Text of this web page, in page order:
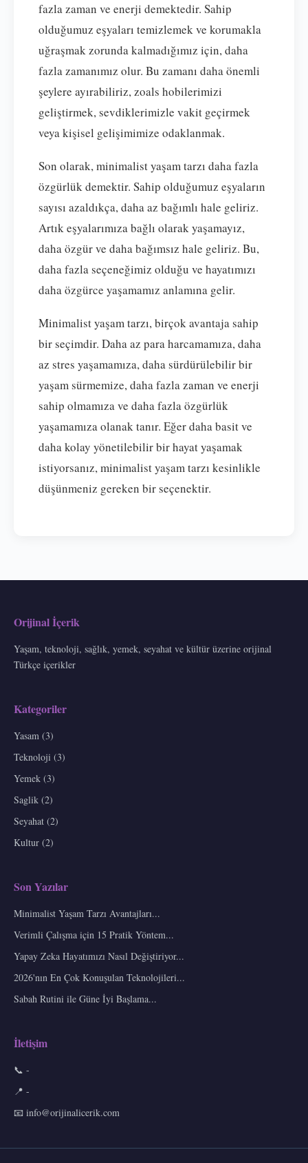
fazla zaman ve enerji demektedir. Sahip
olduğumuz eşyaları temizlemek ve korumakla
uğraşmak zorunda kalmadığımız için, daha
fazla zamanımız olur. Bu zamanı daha önemli
şeylere ayırabiliriz, zoals hobilerimizi
geliştirmek, sevdiklerimizle vakit geçirmek
veya kişisel gelişimimize odaklanmak.
Son olarak, minimalist yaşam tarzı daha fazla
özgürlük demektir. Sahip olduğumuz eşyaların
sayısı azaldıkça, daha az bağımlı hale geliriz.
Artık eşyalarımıza bağlı olarak yaşamayız,
daha özgür ve daha bağımsız hale geliriz. Bu,
daha fazla seçeneğimiz olduğu ve hayatımızı
daha özgürce yaşamamız anlamına gelir.
Minimalist yaşam tarzı, birçok avantaja sahip
bir seçimdir. Daha az para harcamamıza, daha
az stres yaşamamıza, daha sürdürülebilir bir
yaşam sürmemize, daha fazla zaman ve enerji
sahip olmamıza ve daha fazla özgürlük
yaşamamıza olanak tanır. Eğer daha basit ve
daha kolay yönetilebilir bir hayat yaşamak
istiyorsanız, minimalist yaşam tarzı kesinlikle
düşünmeniz gereken bir seçenektir.
Orijinal İçerik
Yaşam, teknoloji, sağlık, yemek, seyahat ve kültür üzerine orijinal
Türkçe içerikler
Kategoriler
Yasam (3)
Teknoloji (3)
Yemek (3)
Saglik (2)
Seyahat (2)
Kultur (2)
Son Yazılar
Minimalist Yaşam Tarzı Avantajları...
Verimli Çalışma için 15 Pratik Yöntem...
Yapay Zeka Hayatımızı Nasıl Değiştiriyor...
2026'nın En Çok Konuşulan Teknolojileri...
Sabah Rutini ile Güne İyi Başlama...
İletişim
📞 -
📍 -
📧 info@orijinalicerik.com